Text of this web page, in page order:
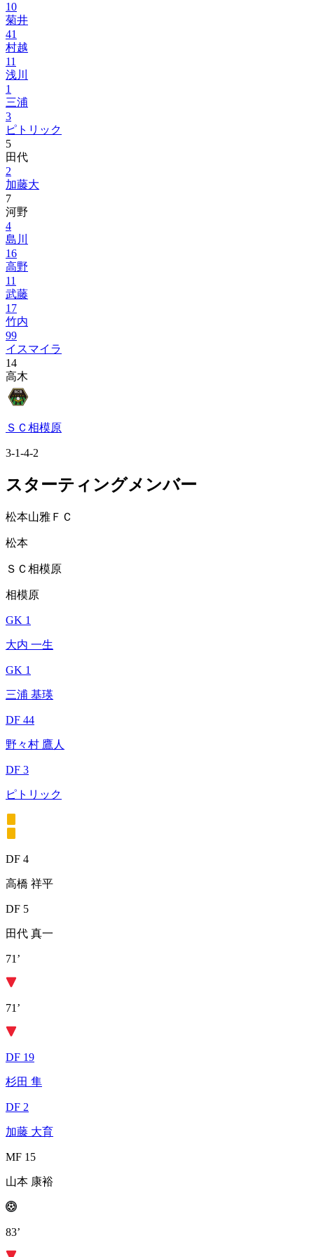
10
菊井
41
村越
11
浅川
1
三浦
3
ピトリック
5
田代
2
加藤大
7
河野
4
島川
16
高野
11
武藤
17
竹内
99
イスマイラ
14
高木
ＳＣ相模原
3-1-4-2
スターティングメンバー
松本山雅ＦＣ
松本
ＳＣ相模原
相模原
GK 1
大内 一生
GK 1
三浦 基瑛
DF 44
野々村 鷹人
DF 3
ピトリック
DF 4
高橋 祥平
DF 5
田代 真一
71’
71’
DF 19
杉田 隼
DF 2
加藤 大育
MF 15
山本 康裕
83’